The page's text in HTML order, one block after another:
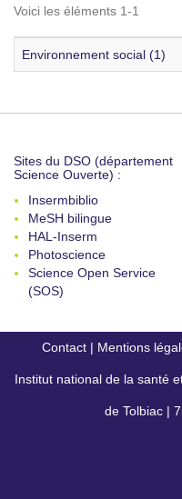
Voici les éléments 1-1
Environnement social (1)
Sites du DSO (département
Science Ouverte) :
Insermbiblio
MeSH bilingue
HAL-Inserm
Photoscience
Science Open Service
(SOS)
Contact | Mentions
Institut national de la santé
de Tolbiac |